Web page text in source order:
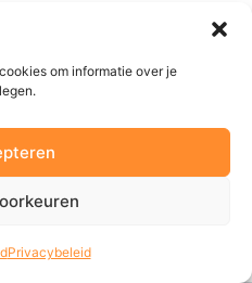
om informatie over je
Privacybeleid